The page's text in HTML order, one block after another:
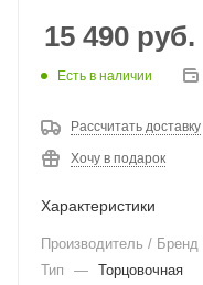
15 490 руб.
Есть в наличии
Рассчитать доставку
Хочу в подарок
Характеристики
Производитель / Бренд
Тип
— Торцовочная